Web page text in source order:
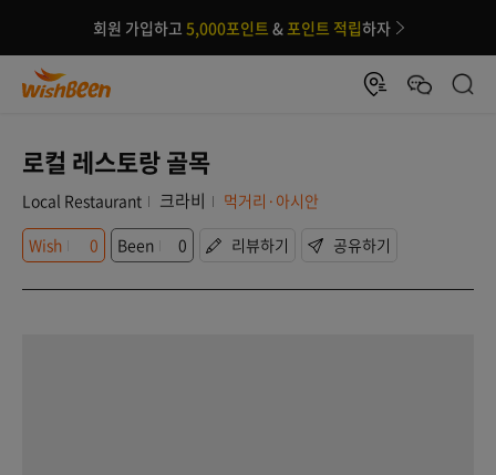
회원 가입하고 5,000포인트 &포인트 적립하자
로컬 레스토랑 골목
Local Restaurant 크라비
먹거리·아시안
Wish
0 Been 0 리뷰하기 공유하기